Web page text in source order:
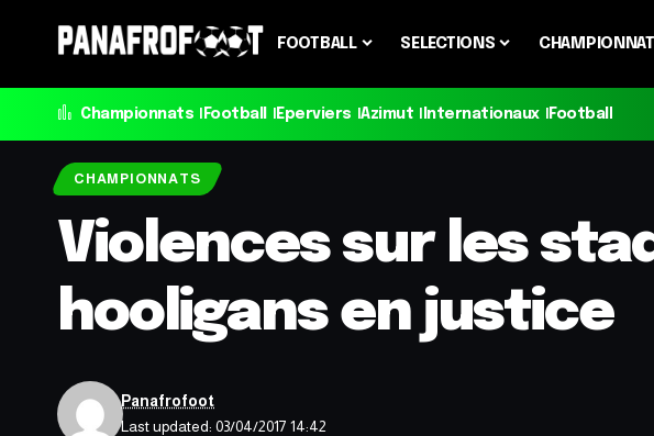
FOOTBALL SELECTIONS
Championnats Football Eperviers Azimut Internationaux Football
CHAMPIONNATS
Violences sur les
hooligans en justice
Last updated: 03/04/2017 14:42
Panafrofoot